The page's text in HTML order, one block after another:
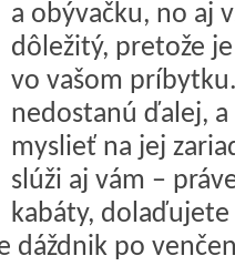
a obývačku, no aj
dôležitý, pretože
vo vašom
nedostanú ďalej,
myslieť na jej
slúži aj vám –
kabáty,
dáždnik po